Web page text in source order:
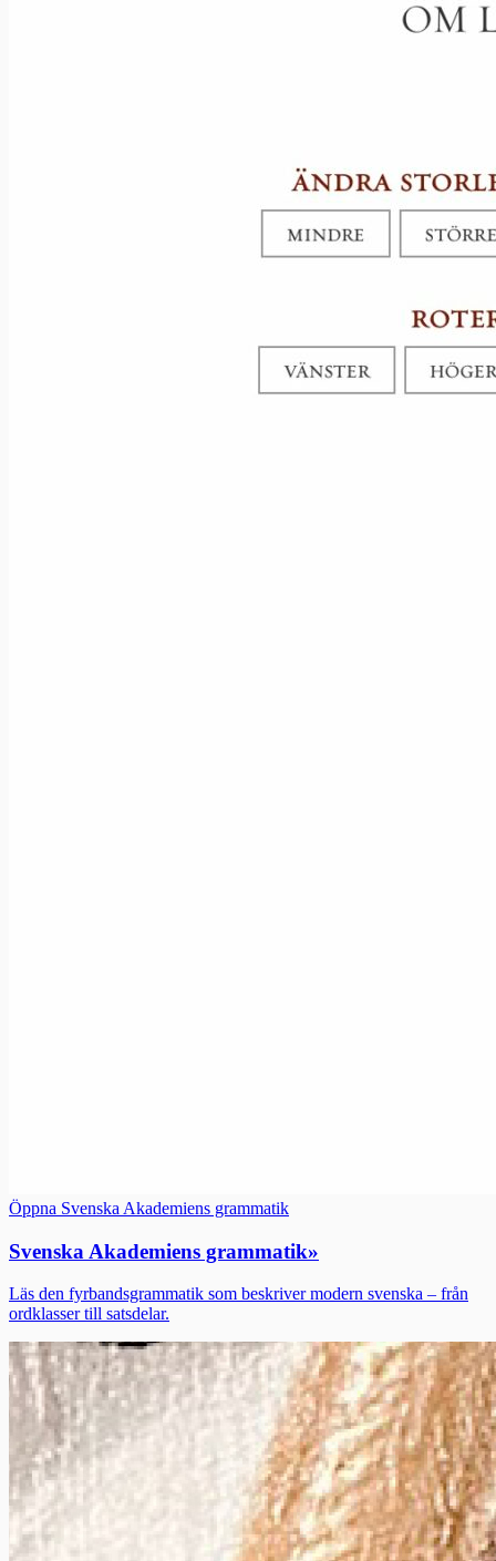
Öppna Svenska Akademiens grammatik
Svenska Akademiens grammatik»
Läs den fyrbandsgrammatik som beskriver modern svenska – från
ordklasser till satsdelar.